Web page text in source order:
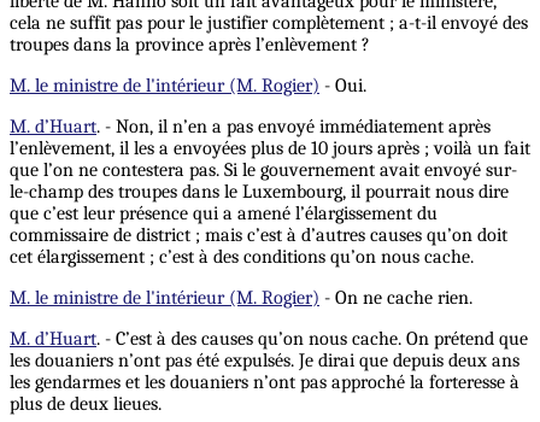
cela ne suffit pas pour le justifier complètement ; a-t-il envoyé des
troupes dans la province après l’enlèvement ?
M. le ministre de l'intérieur (M. Rogier) - Oui.
M. d’Huart. - Non, il n’en a pas envoyé immédiatement après
l’enlèvement, il les a envoyées plus de 10 jours après ; voilà un fait
que l’on ne contestera pas. Si le gouvernement avait envoyé sur-
le-champ des troupes dans le Luxembourg, il pourrait nous dire
que c’est leur présence qui a amené l’élargissement du
commissaire de district ; mais c’est à d’autres causes qu’on doit
cet élargissement ; c’est à des conditions qu’on nous cache.
M. le ministre de l'intérieur (M. Rogier) - On ne cache rien.
M. d’Huart. - C’est à des causes qu’on nous cache. On prétend que
les douaniers n’ont pas été expulsés. Je dirai que depuis deux ans
les gendarmes et les douaniers n’ont pas approché la forteresse à
plus de deux lieues.